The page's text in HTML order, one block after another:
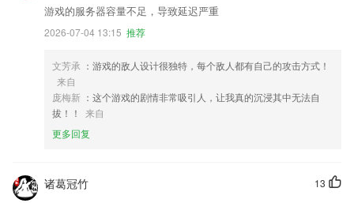
游戏的服务器容量不足，导致延迟严重
2026-07-04 13:15 推荐
文芳承 ：游戏的敌人设计很独特，每个敌人都有自己的攻击方式！
来自
庞梅新 ：这个游戏的剧情非常吸引人，让我真的沉浸其中无法自
拔！！
来自
更多回复
13
诸葛冠竹